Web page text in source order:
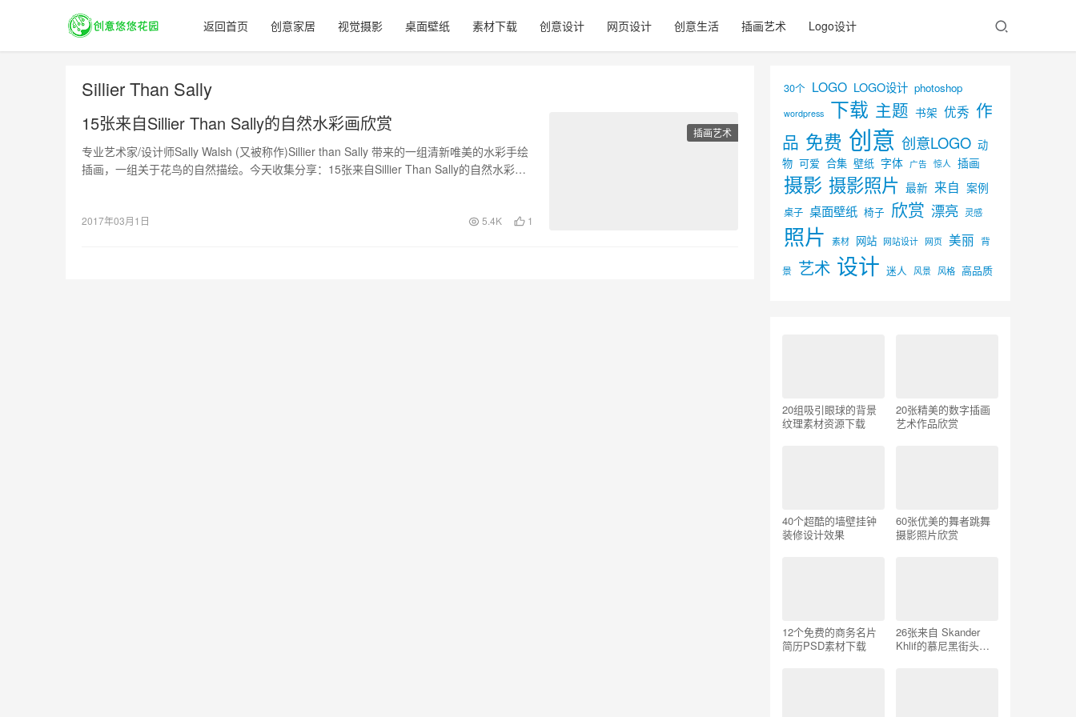
返回首页 创意家居 视觉摄影 桌面壁纸 素材下载 创意设计 网页设计 创意生活 插画艺术 Logo设计
Sillier Than Sally
插画艺术
15张来自Sillier Than Sally的自然水彩画欣赏
专业艺术家/设计师Sally Walsh (又被称作)Sillier than Sally 带来的一组清新唯美的水彩手绘
插画，一组关于花鸟的自然描绘。今天收集分享：15张来自Sillier Than Sally的自然水彩画
2017年03月1日 5.4K 1
30个 LOGO LOGO设计 photoshop
wordpress 下载 主题 书架 优秀 作
品 免费 创意 创意LOGO 动
物 可爱 合集 壁纸 字体 广告 惊人 插画
摄影 摄影照片 最新 来自 案例
桌子 桌面壁纸 椅子 欣赏 漂亮 灵感
照片 素材 网站 网站设计 网页 美丽 背
景 艺术 设计 迷人 风景 风格 高品质
20组吸引眼球的背景
纹理素材资源下载
20张精美的数字插画
艺术作品欣赏
40个超酷的墙壁挂钟
装修设计效果
60张优美的舞者跳舞
摄影照片欣赏
12个免费的商务名片
简历PSD素材下载
26张来自 Skander
Khlif的慕尼黑街头摄